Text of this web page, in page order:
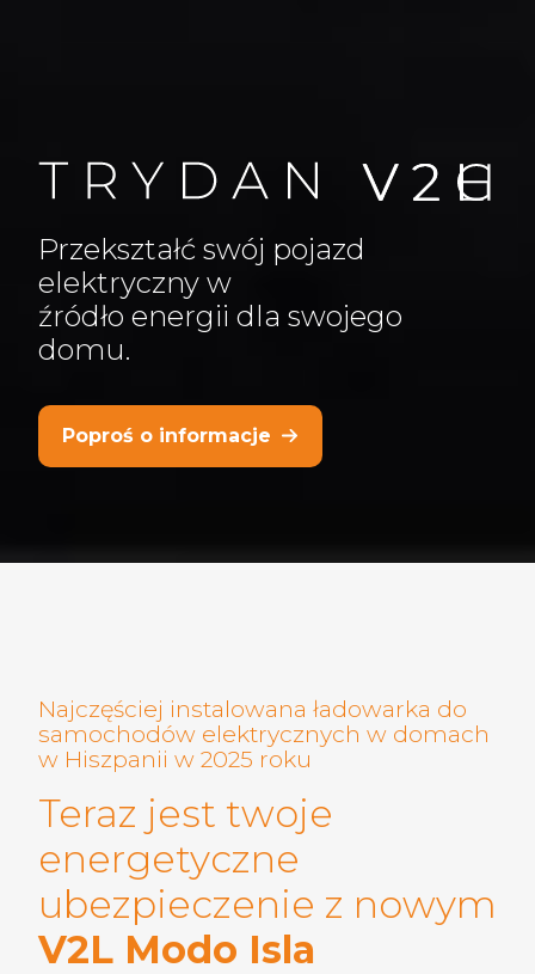
Przekształć swój pojazd
elektryczny w
źródło energii dla swojego
domu.
Poproś o informacje
Najczęściej instalowana ładowarka do
samochodów elektrycznych w domach
w Hiszpanii w 2025 roku
Teraz jest twoje
energetyczne
ubezpieczenie z nowym
V2L Modo Isla